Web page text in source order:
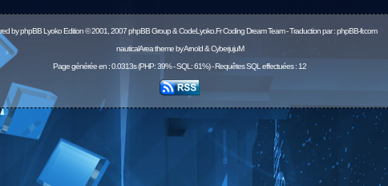
byphpBBLyoko Edition © 2001, 2007 phpBB Group & CodeLyoko.Fr Coding Dream Team - Traduction par :phpBB-fr.com
nauticalArea theme by Arnold & CyberjujuM
Page générée en : 0.0313s (PHP: 39% - SQL: 61%) - Requêtes SQL effectuées : 12